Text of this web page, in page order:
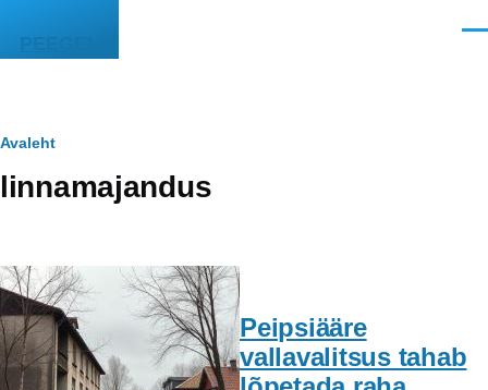
PEEGEL
Leivapuru
Avaleht
linnamajandus
Peipsiääre
vallavalitsus tahab